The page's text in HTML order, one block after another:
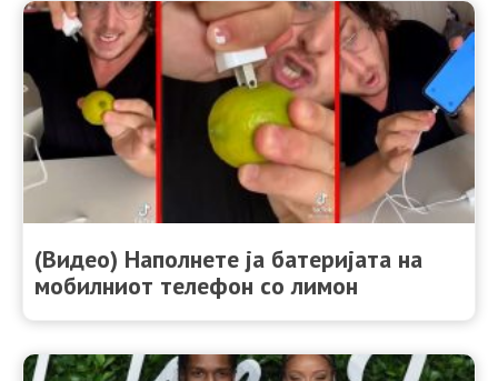
(Видео) Наполнете ја батеријата на
мобилниот телефон со лимон